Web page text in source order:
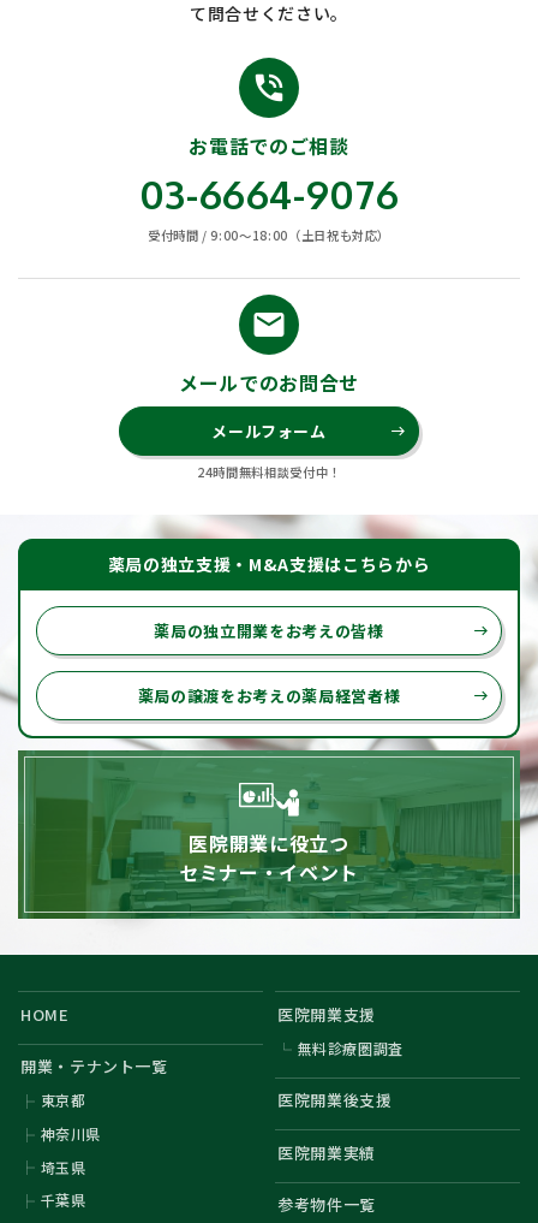
て問合せください。
phone_in_talk
お電話でのご相談
03-6664-9076
受付時間 / 9:00〜18:00（土日祝も対応）
email
メールでのお問合せ
メールフォーム east
24時間無料相談受付中！
薬局の独立支援・M&A支援はこちらから
薬局の独立開業をお考えの皆様 east
薬局の譲渡をお考えの薬局経営者様 east
医院開業に役立つ
セミナー・イベント
HOME
開業・テナント一覧
東京都
神奈川県
埼玉県
千葉県
医院開業支援
無料診療圏調査
医院開業後支援
医院開業実績
参考物件一覧